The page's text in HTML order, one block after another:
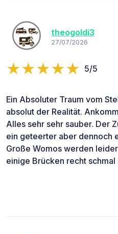
theogoldi3
27/07/2026
5/5
Ein Absoluter Traum vom
absolut der Realität.
Alles sehr sehr sauber. Der
ein geteerter aber dennoch
Große Womos werden
einige Brücken recht schmal